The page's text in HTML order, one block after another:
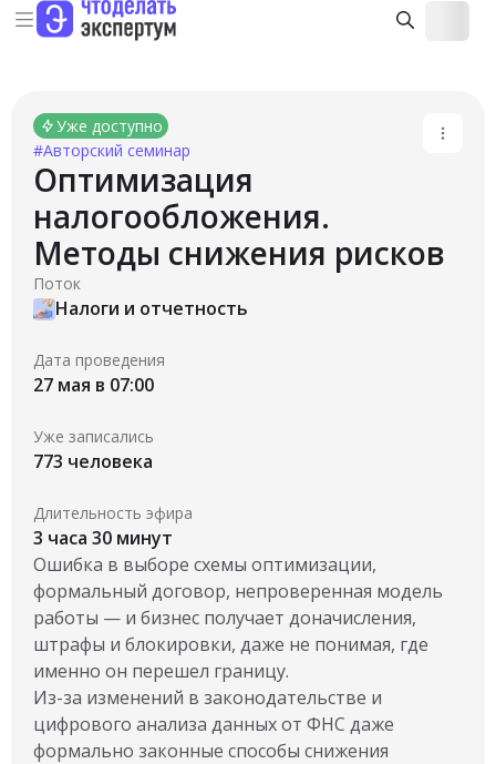
Уже доступно
#Авторский семинар
Оптимизация
налогообложения.
Методы снижения рисков
Поток
Налоги и отчетность
Дата проведения
27 мая в 07:00
Уже записались
773 человека
Длительность эфира
3 часа 30 минут
Ошибка в выборе схемы оптимизации,
формальный договор, непроверенная модель
работы — и бизнес получает доначисления,
штрафы и блокировки, даже не понимая, где
именно он перешел границу.
Из-за изменений в законодательстве и
цифрового анализа данных от ФНС даже
формально законные способы снижения